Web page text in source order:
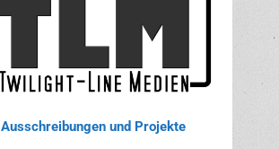
Ausschreibungen und Projekte